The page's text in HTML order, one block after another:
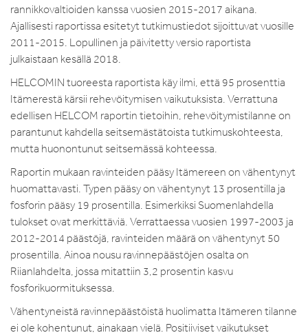
rannikkovaltioiden kanssa vuosien 2015-2017 aikana.
Ajallisesti raportissa esitetyt tutkimustiedot sijoittuvat vuosille
2011-2015. Lopullinen ja päivitetty versio raportista
julkaistaan kesällä 2018.
HELCOMIN tuoreesta raportista käy ilmi, että 95 prosenttia
Itämerestä kärsii rehevöitymisen vaikutuksista. Verrattuna
edellisen HELCOM raportin tietoihin, rehevöitymistilanne on
parantunut kahdella seitsemästätoista tutkimuskohteesta,
mutta huonontunut seitsemässä kohteessa.
Raportin mukaan ravinteiden pääsy Itämereen on vähentynyt
huomattavasti. Typen pääsy on vähentynyt 13 prosentilla ja
fosforin pääsy 19 prosentilla. Esimerkiksi Suomenlahdella
tulokset ovat merkittäviä. Verrattaessa vuosien 1997-2003 ja
2012-2014 päästöjä, ravinteiden määrä on vähentynyt 50
prosentilla. Ainoa nousu ravinnepäästöjen osalta on
Riianlahdelta, jossa mitattiin 3,2 prosentin kasvu
fosforikuormituksessa.
Vähentyneistä ravinnepäästöistä huolimatta Itämeren tilanne
ei ole kohentunut, ainakaan vielä. Positiiviset vaikutukset